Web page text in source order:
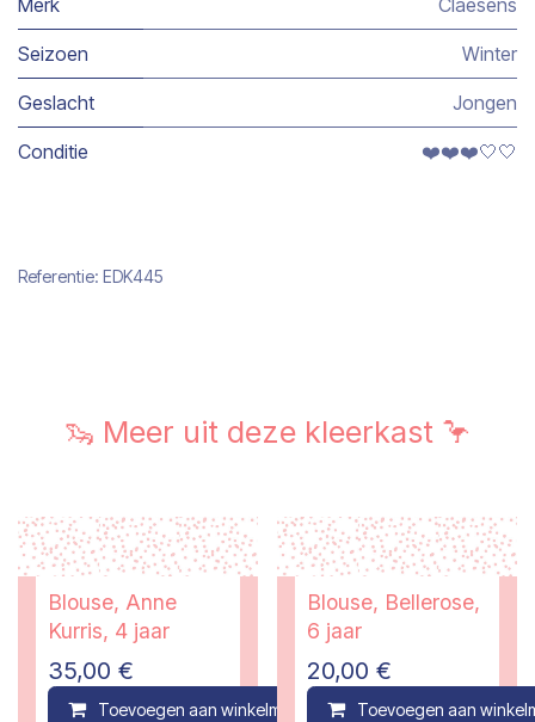
Merk Claesens
Seizoen Winter
Geslacht Jongen
Conditie ❤️❤️❤️🤍🤍
Referentie: EDK445
🦦 Meer uit deze kleerkast 🦩
Blouse, Anne
Kurris, 4 jaar
35,00 €
Toevoegen aan winkelmandje Compare
Blouse, Bellerose,
6 jaar
20,00 €
Toevoegen aan